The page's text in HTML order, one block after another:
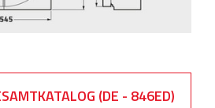
(DE - 846ED)